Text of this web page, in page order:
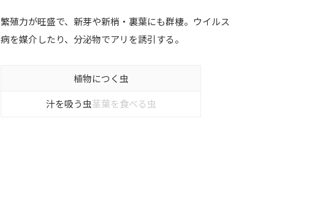
繁殖力が旺盛で、新芽や新梢・裏葉にも群棲。ウイルス
病を媒介したり、分泌物でアリを誘引する。
植物につく虫
汁を吸う虫茎葉を食べる虫